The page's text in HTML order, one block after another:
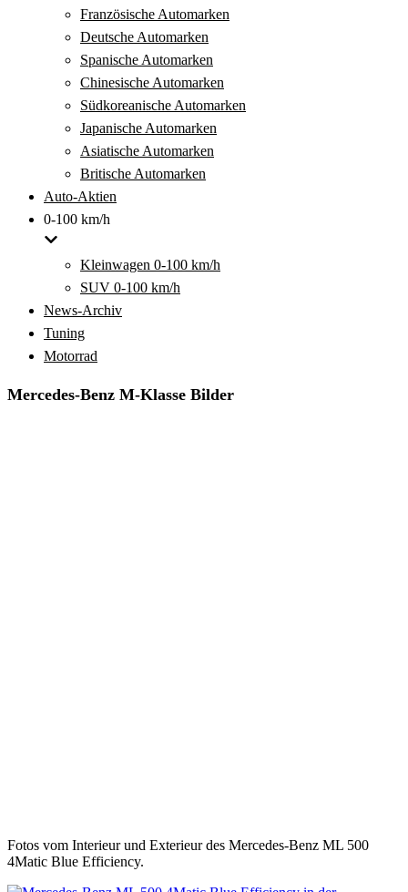
Französische Automarken
Deutsche Automarken
Spanische Automarken
Chinesische Automarken
Südkoreanische Automarken
Japanische Automarken
Asiatische Automarken
Britische Automarken
Auto-Aktien
0-100 km/h
Kleinwagen 0-100 km/h
SUV 0-100 km/h
News-Archiv
Tuning
Motorrad
Mercedes-Benz M-Klasse Bilder
Fotos vom Interieur und Exterieur des Mercedes-Benz ML 500
4Matic Blue Efficiency.